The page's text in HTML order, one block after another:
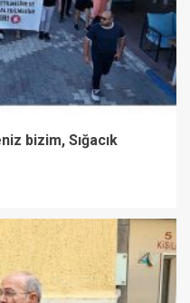
bizim, Sığacık